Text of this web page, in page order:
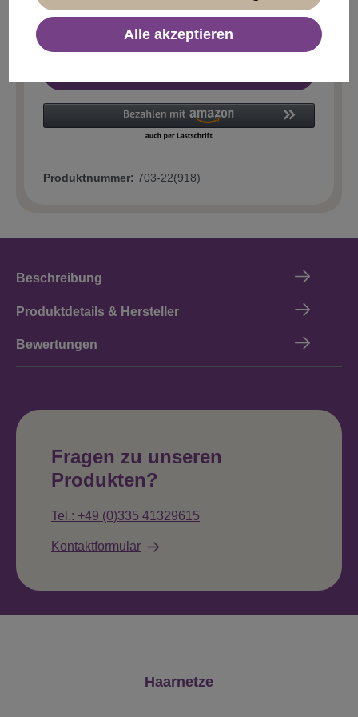
Produktnummer: 703-22(918)
Beschreibung
Produktdetails & Hersteller
Bewertungen
Fragen zu unseren
Produkten?
Tel.: +49 (0)335 41329615
Kontaktformular
Produktgalerie überspringen
Haarnetze
Alle akzeptieren